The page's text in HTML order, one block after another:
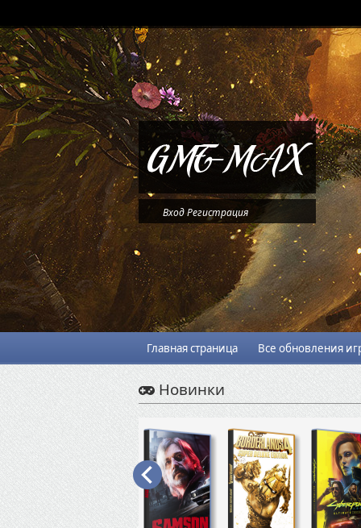
ВходРегистрация
Главная страница Все обновления
Новинки